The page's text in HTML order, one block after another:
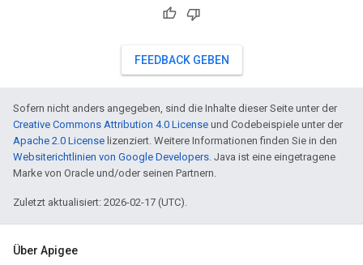
FEEDBACK GEBEN
Sofern nicht anders angegeben, sind die Inhalte dieser Seite unter der
Creative Commons Attribution 4.0 License und Codebeispiele unter der
Apache 2.0 License lizenziert. Weitere Informationen finden Sie in den
Websiterichtlinien von Google Developers. Java ist eine eingetragene
Marke von Oracle und/oder seinen Partnern.
Zuletzt aktualisiert: 2026-02-17 (UTC).
Über Apigee